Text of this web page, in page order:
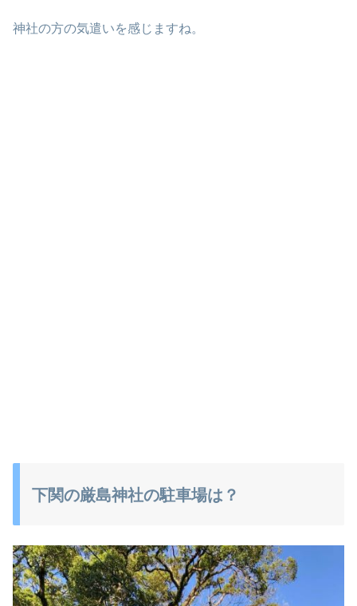
神社の方の気遣いを感じますね。
下関の厳島神社の駐車場は？